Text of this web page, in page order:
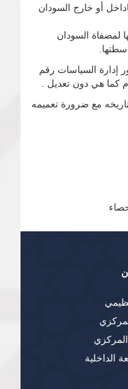
أو خارج السودان
بيعها لمصفاة السودان
إدارة السياسات رقم
مع ضرورة تعميمه
الداخلية